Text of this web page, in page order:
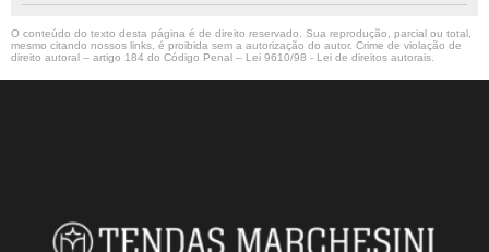
O conteúdo do texto desta página é de direito reservado. Sua reprodução, parcial ou total,
mesmo citando nossos links, é proibida sem a autorização do autor. Crime de violação de
direito autoral – artigo 184 do Código Penal – Lei 9610/98 - Lei de direitos autorais